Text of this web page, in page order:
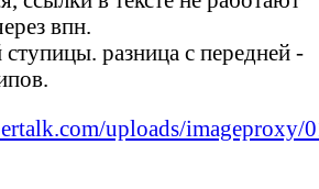
впн.
ступицы. разница с передней -
uploads/imageproxy/